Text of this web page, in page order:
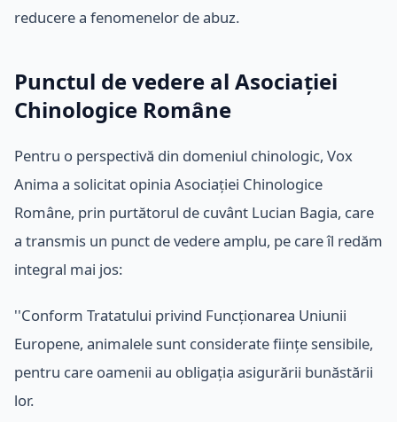
reducere a fenomenelor de abuz.
Punctul de vedere al Asociației
Chinologice Române
Pentru o perspectivă din domeniul chinologic, Vox
Anima a solicitat opinia Asociației Chinologice
Române, prin purtătorul de cuvânt Lucian Bagia, care
a transmis un punct de vedere amplu, pe care îl redăm
integral mai jos:
''Conform Tratatului privind Funcționarea Uniunii
Europene, animalele sunt considerate ființe sensibile,
pentru care oamenii au obligația asigurării bunăstării
lor.